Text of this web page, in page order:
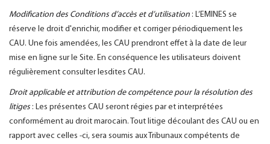
Modification des Conditions d’accès et d’utilisation : L’EMINES se
réserve le droit d'enrichir, modifier et corriger périodiquement les
CAU. Une fois amendées, les CAU prendront effet à la date de leur
mise en ligne sur le Site. En conséquence les utilisateurs doivent
régulièrement consulter lesdites CAU.
Droit applicable et attribution de compétence pour la résolution des
litiges: Les présentes CAU seront régies par et interprétées
conformément au droit marocain. Tout litige découlant des CAU ou en
rapport avec celles -ci, sera soumis aux Tribunaux compétents de